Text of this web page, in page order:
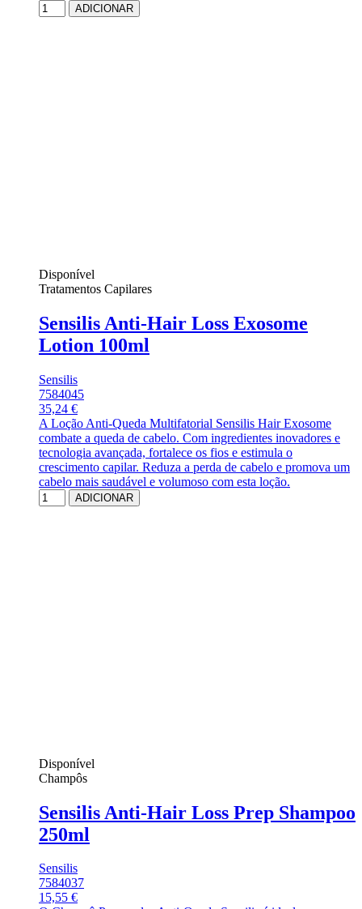
ADICIONAR
Disponível
Tratamentos Capilares
Sensilis Anti-Hair Loss Exosome
Lotion 100ml
Sensilis
7584045
35,24 €
A Loção Anti-Queda Multifatorial Sensilis Hair Exosome
combate a queda de cabelo. Com ingredientes inovadores e
tecnologia avançada, fortalece os fios e estimula o
crescimento capilar. Reduza a perda de cabelo e promova um
cabelo mais saudável e volumoso com esta loção.
ADICIONAR
Disponível
Champôs
Sensilis Anti-Hair Loss Prep Shampoo
250ml
Sensilis
7584037
15,55 €